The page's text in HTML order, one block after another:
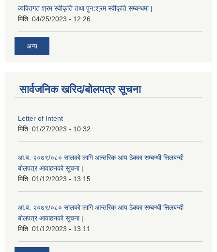
व्यक्तिगत श्रम स्वीकृति तथा पुन:श्रम स्वीकृति सम्बन्धमा |
मिति: 04/25/2023 - 12:26
अन्य
सार्वजनिक खरिद/बोलपत्र सूचना
Letter of Intent
मिति: 01/27/2023 - 10:32
आ.व. २०७९/०८० सालको लागि आन्तरिक आय ठेक्का सम्बन्धी सिलबन्दी
बोलपत्र आवाहनको सूचना |
मिति: 01/12/2023 - 13:15
आ.व. २०७९/०८० सालको लागि आन्तरिक आय ठेक्का सम्बन्धी सिलबन्दी
बोलपत्र आवाहनको सूचना |
मिति: 01/12/2023 - 13:11